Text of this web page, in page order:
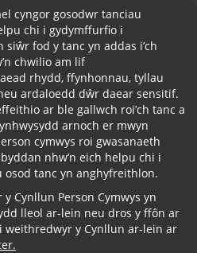
cyngor gosodwr tanciau
chi i gydymffurfio i
fod y tanc yn addas i’ch
chwilio am lif
rhydd, ffynhonnau, tyllau
ardaloedd dŵr daear sensitif.
ar ble gallwch roi’ch tanc a
arnoch er mwyn
cymwys roi gwasanaeth
nhw’n eich helpu chi i
tanc yn anghyfreithlon.
Cynllun Person Cymwys yn
lleol ar-lein neu dros y ffôn ar
weithredwyr y Cynllun ar-lein ar